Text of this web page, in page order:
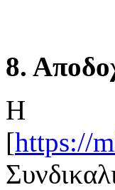
8.
Η
[https://